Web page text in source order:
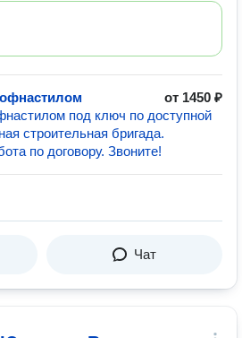
от 1450 ₽
под ключ по доступной
строительная бригада.
по договору. Звоните!
Чат